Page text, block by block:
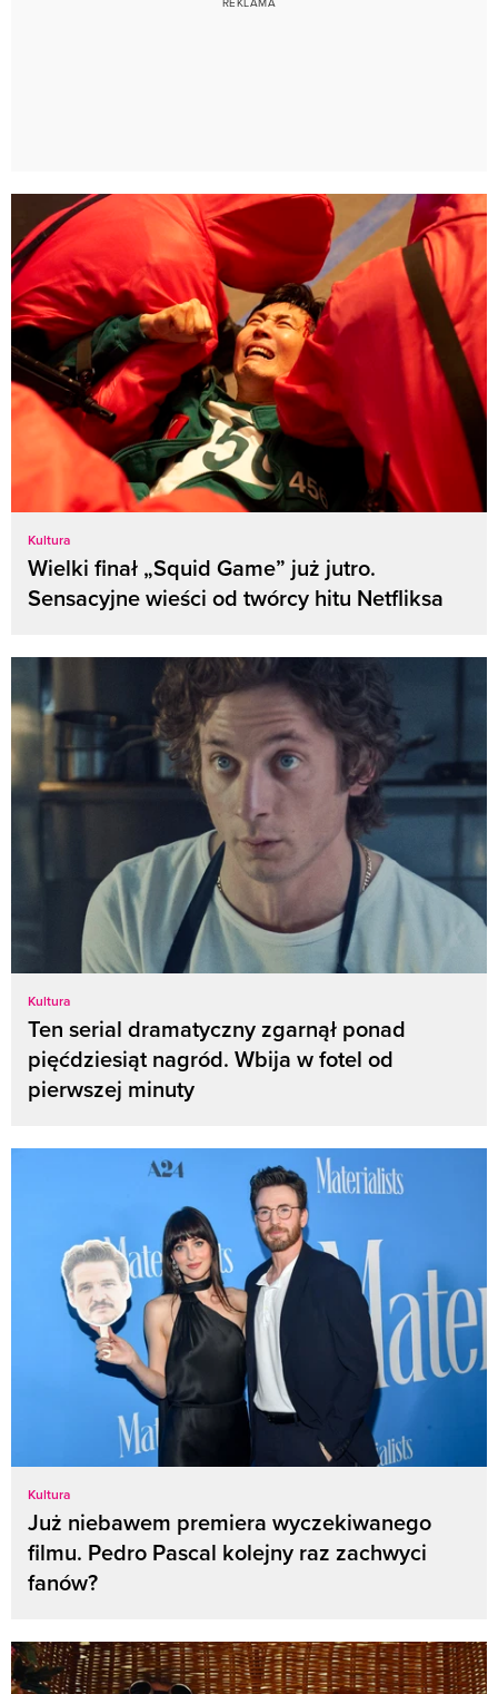
Kultura
Wielki finał „Squid Game” już jutro.
Sensacyjne wieści od twórcy hitu Netfliksa
Kultura
Ten serial dramatyczny zgarnął ponad
pięćdziesiąt nagród. Wbija w fotel od
pierwszej minuty
Kultura
Już niebawem premiera wyczekiwanego
filmu. Pedro Pascal kolejny raz zachwyci
fanów?